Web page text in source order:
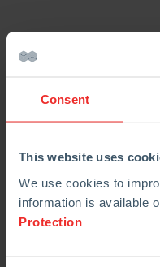
Consent
This website uses
We use cookies to
information is available
Protection
por meio de